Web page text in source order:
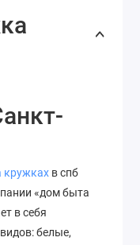
кружках в спб
«дом быта
в себя
белые,